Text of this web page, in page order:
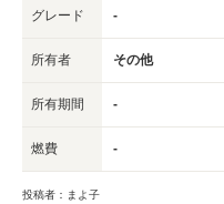
グレード -
所有者 その他
所有期間 -
燃費 -
投稿者：まよ子